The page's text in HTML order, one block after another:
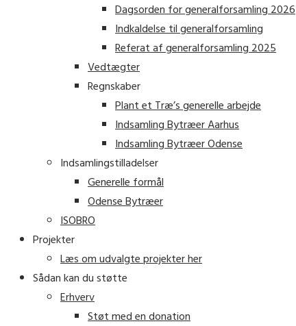
Dagsorden for generalforsamling 2026
Indkaldelse til generalforsamling
Referat af generalforsamling 2025
Vedtægter
Regnskaber
Plant et Træ’s generelle arbejde
Indsamling Bytræer Aarhus
Indsamling Bytræer Odense
Indsamlingstilladelser
Generelle formål
Odense Bytræer
ISOBRO
Projekter
Læs om udvalgte projekter her
Sådan kan du støtte
Erhverv
Støt med en donation